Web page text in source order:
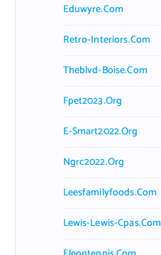
Eduwyre.com
Retro-Interiors.com
Theblvd-Boise.com
Fpet2023.org
E-Smart2022.org
Ngrc2022.org
Leesfamilyfoods.com
Lewis-Lewis-Cpas.com